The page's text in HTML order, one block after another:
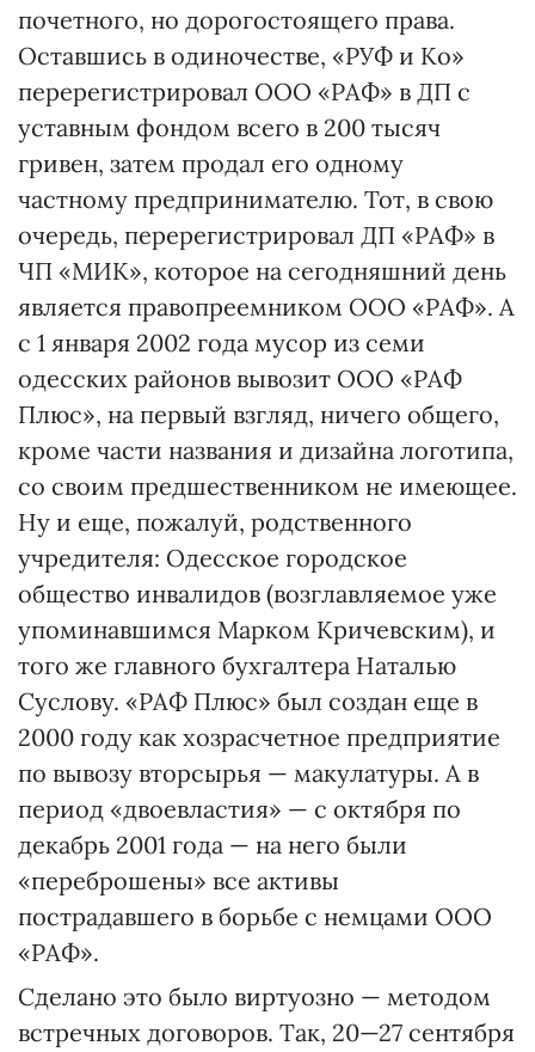
почетного, но дорогостоящего права.
Оставшись в одиночестве, «РУФ и Ко»
перерегистрировал ООО «РАФ» в ДП с
уставным фондом всего в 200 тысяч
гривен, затем продал его одному
частному предпринимателю. Тот, в свою
очередь, перерегистрировал ДП «РАФ» в
ЧП «МИК», которое на сегодняшний день
является правопреемником ООО «РАФ». А
с 1 января 2002 года мусор из семи
одесских районов вывозит ООО «РАФ
Плюс», на первый взгляд, ничего общего,
кроме части названия и дизайна логотипа,
со своим предшественником не имеющее.
Ну и еще, пожалуй, родственного
учредителя: Одесское городское
общество инвалидов (возглавляемое уже
упоминавшимся Марком Кричевским), и
того же главного бухгалтера Наталью
Суслову. «РАФ Плюс» был создан еще в
2000 году как хозрасчетное предприятие
по вывозу вторсырья — макулатуры. А в
период «двоевластия» — с октября по
декабрь 2001 года — на него были
«переброшены» все активы
пострадавшего в борьбе с немцами ООО
«РАФ».
Сделано это было виртуозно — методом
встречных договоров. Так, 20—27 сентября